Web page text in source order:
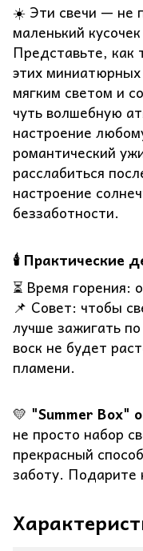
☀️ Эти свечи — не
маленький
Представьте, как
этих
мягким светом и
чуть волшебную
настроение
романтический
расслабиться
настроение
беззаботности.
🕯️ Практические
⏳ Время горения:
📌 Совет: чтобы
лучше зажигать
воск не будет
пламени.
💛 "Summer Box"
не просто набор
прекрасный
заботу. Подарите